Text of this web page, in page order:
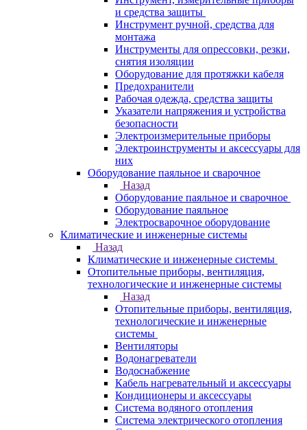
и средства защиты
Инструмент ручной, средства для
монтажа
Инструменты для опрессовки, резки,
снятия изоляции
Оборудование для протяжки кабеля
Предохранители
Рабочая одежда, средства защиты
Указатели напряжения и устройства
безопасности
Электроизмерительные приборы
Электроинструменты и аксессуары для
них
Оборудование паяльное и сварочное
Назад
Оборудование паяльное и сварочное
Оборудование паяльное
Электросварочное оборудование
Климатические и инженерные системы
Назад
Климатические и инженерные системы
Отопительные приборы, вентиляция,
технологические и инженерные системы
Назад
Отопительные приборы, вентиляция,
технологические и инженерные
системы
Вентиляторы
Водонагреватели
Водоснабжение
Кабель нагревательный и аксессуары
Кондиционеры и аксессуары
Система водяного отопления
Система электрического отопления